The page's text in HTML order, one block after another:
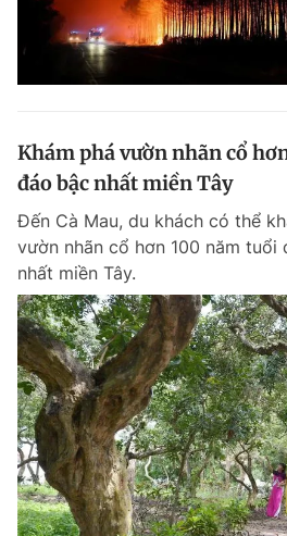
Khám phá vườn nhãn cổ
đáo bậc nhất miền Tây
Đến Cà Mau, du khách có thể
vườn nhãn cổ hơn 100 năm tuổi
nhất miền Tây.